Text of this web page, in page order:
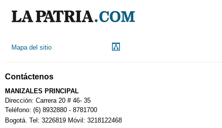
Mapa del sitio
Contáctenos
MANIZALES PRINCIPAL
Dirección: Carrera 20 # 46- 35
Teléfono: (6) 8932880 - 8781700
Bogotá. Tel: 3226819 Móvil: 3218122468